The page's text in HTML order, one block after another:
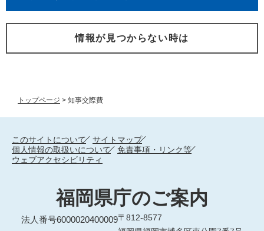
トップページ > 知事交際費
情報が見つからない時は
このサイトについて
サイトマップ
個人情報の取扱いについて
免責事項・リンク等
ウェブアクセシビリティ
福岡県庁のご案内
法人番号6000020400009〒812-8577